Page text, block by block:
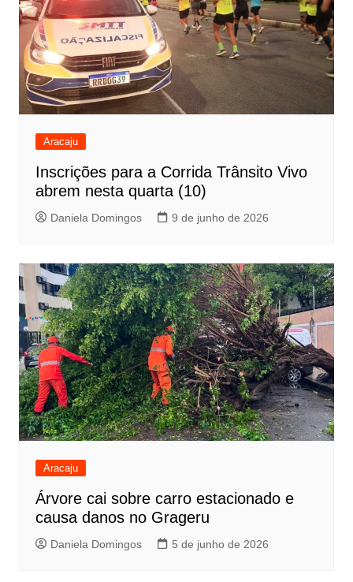
Aracaju
Inscrições para a Corrida Trânsito Vivo
abrem nesta quarta (10)
Daniela Domingos 9 de junho de 2026
Aracaju
Árvore cai sobre carro estacionado e
causa danos no Grageru
Daniela Domingos 5 de junho de 2026